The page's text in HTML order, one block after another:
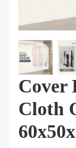
Cover
Cloth